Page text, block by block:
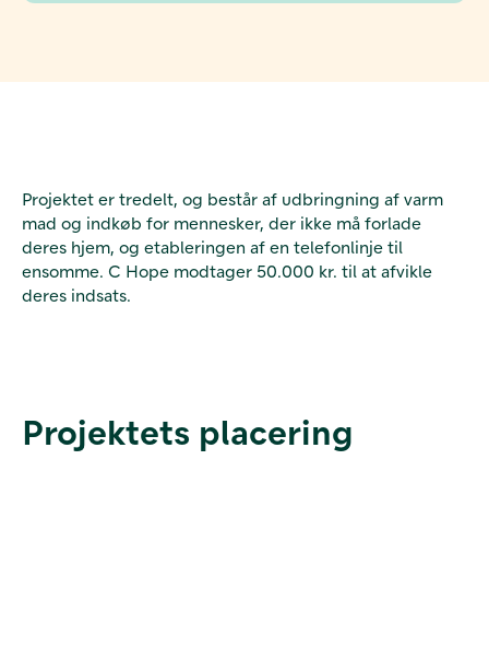
Projektet er tredelt, og består af udbringning af varm
mad og indkøb for mennesker, der ikke må forlade
deres hjem, og etableringen af en telefonlinje til
ensomme. C Hope modtager 50.000 kr. til at afvikle
deres indsats.
Projektets placering